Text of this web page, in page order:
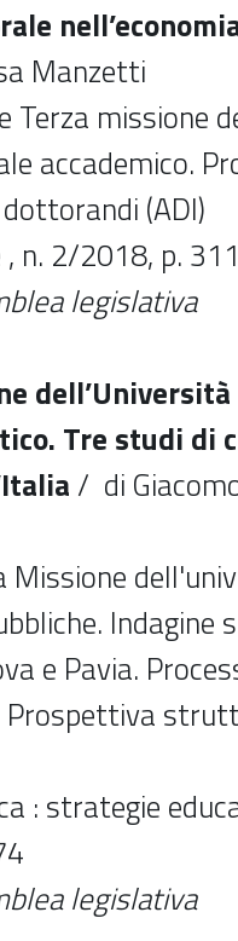
Manzetti
missione
accademico.
(ADI)
, n. 2/2018, p.
legislativa
Tre studi di
/ di
Missione
Indagine
e Pavia.
: strategie
legislativa